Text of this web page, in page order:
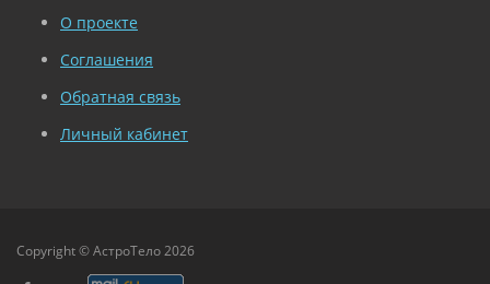
О проекте
Соглашения
Обратная связь
Личный кабинет
Copyright © АстроТело 2026